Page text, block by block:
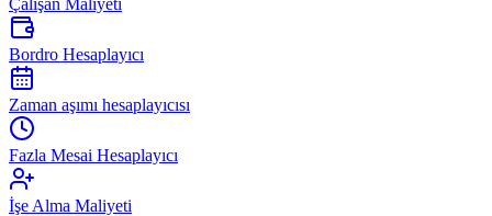
Çalışan Maliyeti
Bordro Hesaplayıcı
Zaman aşımı hesaplayıcısı
Fazla Mesai Hesaplayıcı
İşe Alma Maliyeti